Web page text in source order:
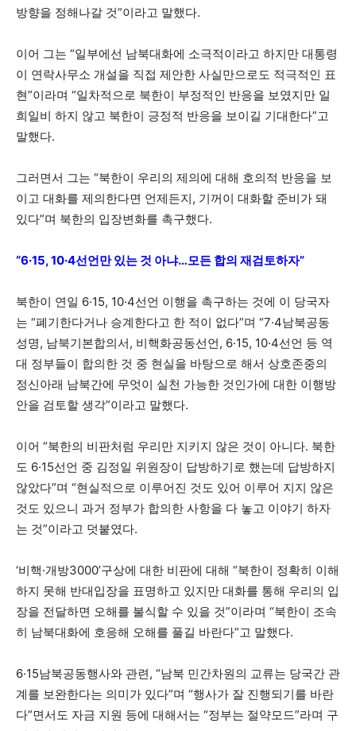
방향을 정해나갈 것”이라고 말했다.
이어 그는 “일부에선 남북대화에 소극적이라고 하지만 대통령
이 연락사무소 개설을 직접 제안한 사실만으로도 적극적인 표
현”이라며 “일차적으로 북한이 부정적인 반응을 보였지만 일
희일비 하지 않고 북한이 긍정적 반응을 보이길 기대한다”고
말했다.
그러면서 그는 “북한이 우리의 제의에 대해 호의적 반응을 보
이고 대화를 제의한다면 언제든지, 기꺼이 대화할 준비가 돼
있다”며 북한의 입장변화를 촉구했다.
“6·15, 10·4선언만 있는 것 아냐…모든 합의 재검토하자”
북한이 연일 6·15, 10·4선언 이행을 촉구하는 것에 이 당국자
는 “폐기한다거나 승계한다고 한 적이 없다”며 “7·4남북공동
성명, 남북기본합의서, 비핵화공동선언, 6·15, 10·4선언 등 역
대 정부들이 합의한 것 중 현실을 바탕으로 해서 상호존중의
정신아래 남북간에 무엇이 실천 가능한 것인가에 대한 이행방
안을 검토할 생각”이라고 말했다.
이어 “북한의 비판처럼 우리만 지키지 않은 것이 아니다. 북한
도 6·15선언 중 김정일 위원장이 답방하기로 했는데 답방하지
않았다”며 “현실적으로 이루어진 것도 있어 이루어 지지 않은
것도 있으니 과거 정부가 합의한 사항을 다 놓고 이야기 하자
는 것”이라고 덧붙였다.
‘비핵·개방3000’구상에 대한 비판에 대해 “북한이 정확히 이해
하지 못해 반대입장을 표명하고 있지만 대화를 통해 우리의 입
장을 전달하면 오해를 불식할 수 있을 것”이라며 “북한이 조속
히 남북대화에 호응해 오해를 풀길 바란다”고 말했다.
6·15남북공동행사와 관련, “남북 민간차원의 교류는 당국간 관
계를 보완한다는 의미가 있다”며 “행사가 잘 진행되기를 바란
다”면서도 자금 지원 등에 대해서는 “정부는 절약모드”라며 구